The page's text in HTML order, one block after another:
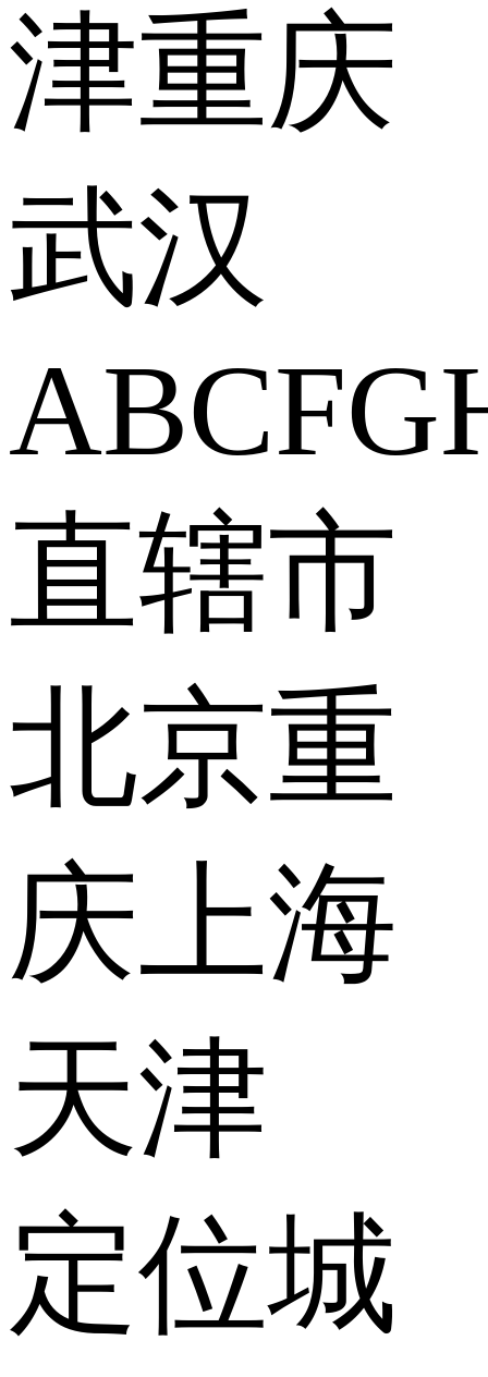
津重庆
武汉
ABCFG
直辖市
北京重
庆上海
天津
定位城